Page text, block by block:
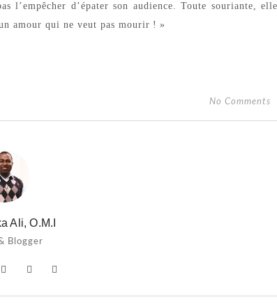
l’empêcher d’épater son audience.Toute souriante, elle
amour qui ne veut pas mourir ! »
No Comments
Ali, O.M.I
Blogger